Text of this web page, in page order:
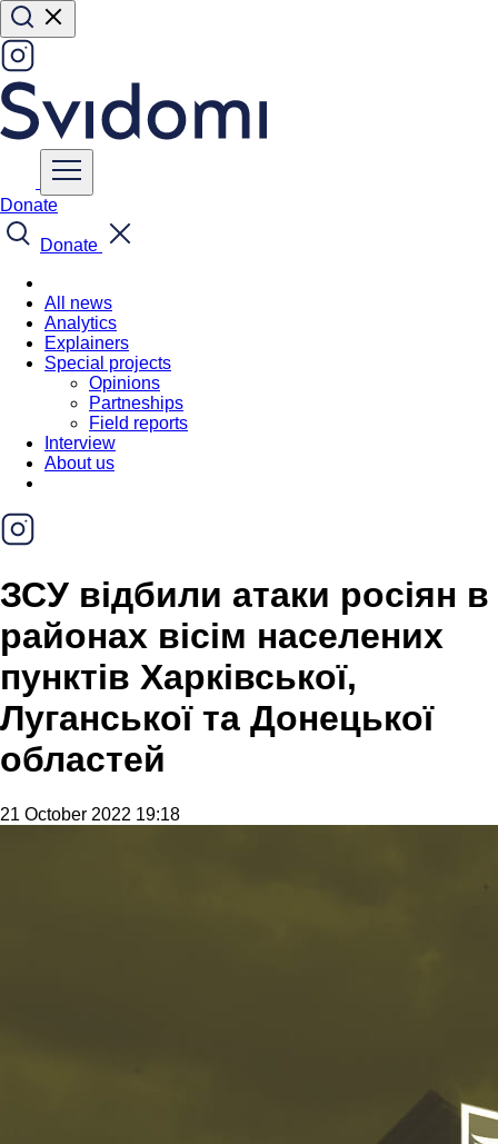
Donate
Donate
All news
Analytics
Explainers
Special projects
Opinions
Partneships
Field reports
Interview
About us
ЗСУ відбили атаки росіян в
районах вісім населених
пунктів Харківської,
Луганської та Донецької
областей
21 October 2022 19:18